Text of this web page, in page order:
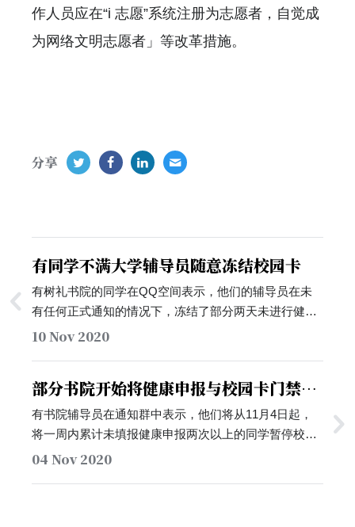
作人员应在“i 志愿”系统注册为志愿者，自觉成
为网络文明志愿者」等改革措施。
分享
有同学不满大学辅导员随意冻结校园卡
有树礼书院的同学在QQ空间表示，他们的辅导员在未
有任何正式通知的情况下，冻结了部分两天未进行健康
申报同学的校园卡。他认为，大学或是树礼书院均未有
前，即开始执行冻结校园卡的规定的做法并不合适。…
10 Nov 2020
部分书院开始将健康申报与校园卡门禁挂
钩
有书院辅导员在通知群中表示，他们将从11月4日起，
将一周内累计未填报健康申报两次以上的同学暂停校园
卡门禁权限，但不会暂停校园卡的消费权限。校园卡被
04 Nov 2020